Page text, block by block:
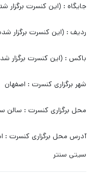
جایگاه : (این کنسرت برگزار
ردیف : (این کنسرت برگزار
باکس : (این کنسرت برگزار
شهر برگزاری کنسرت : اصفهان
محل برگزاری کنسرت : سالن
آدرس محل برگزاری کنسرت :
سیتی سنتر